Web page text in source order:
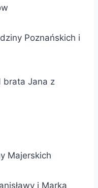
Poznańskich i
brata Jana z
Majerskich
i Marka